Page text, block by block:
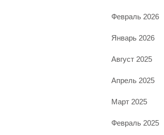
Февраль 2026
Январь 2026
Август 2025
Апрель 2025
Март 2025
Февраль 2025